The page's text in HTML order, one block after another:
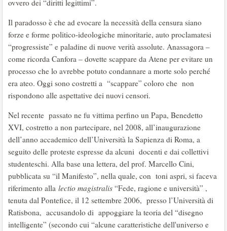
ovvero dei “diritti legittimi”.
Il paradosso è che ad evocare la necessità della censura siano
forze e forme politico-ideologiche minoritarie, auto proclamatesi
“progressiste” e paladine di nuove verità assolute. Anassagora –
come ricorda Canfora – dovette scappare da Atene per evitare un
processo che lo avrebbe potuto condannare a morte solo perché
era ateo. Oggi sono costretti a “scappare” coloro che non
rispondono alle aspettative dei nuovi censori.
Nel recente passato ne fu vittima perfino un Papa, Benedetto
XVI, costretto a non partecipare, nel 2008, all’inaugurazione
dell’anno accademico dell’Università la Sapienza di Roma, a
seguito delle proteste espresse da alcuni docenti e dai collettivi
studenteschi. Alla base una lettera, del prof. Marcello Cini,
pubblicata su “il Manifesto”, nella quale, con toni aspri, si faceva
riferimento alla lectio magistralis “Fede, ragione e università” ,
tenuta dal Pontefice, il 12 settembre 2006, presso l’Università di
Ratisbona, accusandolo di appoggiare la teoria del “disegno
intelligente” (secondo cui “alcune caratteristiche dell'universo e